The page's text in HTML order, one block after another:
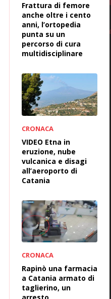
Frattura di femore
anche oltre i cento
anni, l’ortopedia
punta su un
percorso di cura
multidisciplinare
CRONACA
VIDEO Etna in
eruzione, nube
vulcanica e disagi
all’aeroporto di
Catania
CRONACA
Rapinò una farmacia
a Catania armato di
taglierino, un
arresto